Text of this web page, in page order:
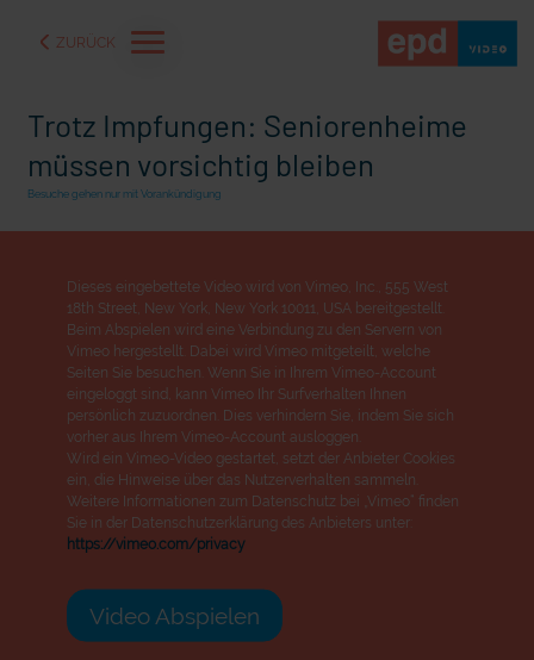
ZURÜCK
oder "Deppen der "Wir bauen Cherson wieder auf" - Optimismus in der
Trotz Impfungen: Seniorenheime
müssen vorsichtig bleiben
Besuche gehen nur mit Vorankündigung
Dieses eingebettete Video wird von Vimeo, Inc., 555 West
18th Street, New York, New York 10011, USA bereitgestellt.
Beim Abspielen wird eine Verbindung zu den Servern von
Vimeo hergestellt. Dabei wird Vimeo mitgeteilt, welche
Seiten Sie besuchen. Wenn Sie in Ihrem Vimeo-Account
eingeloggt sind, kann Vimeo Ihr Surfverhalten Ihnen
persönlich zuzuordnen. Dies verhindern Sie, indem Sie sich
vorher aus Ihrem Vimeo-Account ausloggen.
Wird ein Vimeo-Video gestartet, setzt der Anbieter Cookies
ein, die Hinweise über das Nutzerverhalten sammeln.
Weitere Informationen zum Datenschutz bei „Vimeo“ finden
Sie in der Datenschutzerklärung des Anbieters unter:
https://vimeo.com/privacy
Video Abspielen